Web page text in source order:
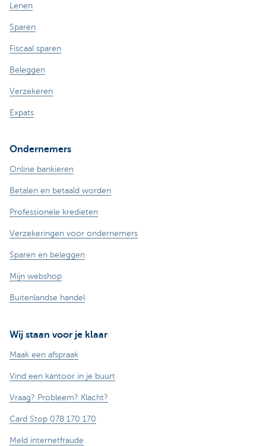
Lenen
Sparen
Fiscaal sparen
Beleggen
Verzekeren
Expats
Ondernemers
Online bankieren
Betalen en betaald worden
Professionele kredieten
Verzekeringen voor ondernemers
Sparen en beleggen
Mijn webshop
Buitenlandse handel
Wij staan voor je klaar
Maak een afspraak
Vind een kantoor in je buurt
Vraag? Probleem? Klacht?
Card Stop 078 170 170
Meld internetfraude